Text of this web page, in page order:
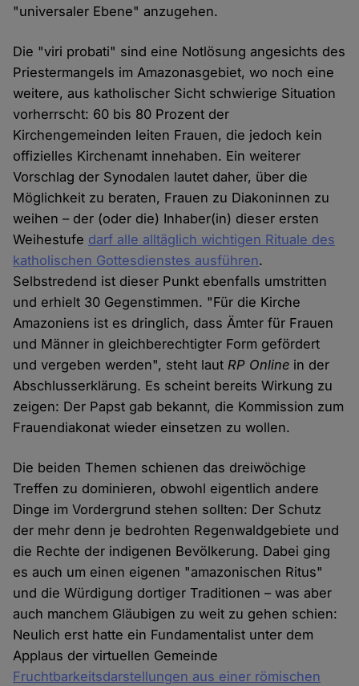
"universaler Ebene" anzugehen.
Die "viri probati" sind eine Notlösung angesichts des
Priestermangels im Amazonasgebiet, wo noch eine
weitere, aus katholischer Sicht schwierige Situation
vorherrscht: 60 bis 80 Prozent der
Kirchengemeinden leiten Frauen, die jedoch kein
offizielles Kirchenamt innehaben. Ein weiterer
Vorschlag der Synodalen lautet daher, über die
Möglichkeit zu beraten, Frauen zu Diakoninnen zu
weihen – der (oder die) Inhaber(in) dieser ersten
Weihestufe darf alle alltäglich wichtigen Rituale des
katholischen Gottesdienstes ausführen.
Selbstredend ist dieser Punkt ebenfalls umstritten
und erhielt 30 Gegenstimmen. "Für die Kirche
Amazoniens ist es dringlich, dass Ämter für Frauen
und Männer in gleichberechtigter Form gefördert
und vergeben werden", steht lautRP Online in der
Abschlusserklärung. Es scheint bereits Wirkung zu
zeigen: Der Papst gab bekannt, die Kommission zum
Frauendiakonat wieder einsetzen zu wollen.
Die beiden Themen schienen das dreiwöchige
Treffen zu dominieren, obwohl eigentlich andere
Dinge im Vordergrund stehen sollten: Der Schutz
der mehr denn je bedrohten Regenwaldgebiete und
die Rechte der indigenen Bevölkerung. Dabei ging
es auch um einen eigenen "amazonischen Ritus"
und die Würdigung dortiger Traditionen – was aber
auch manchem Gläubigen zu weit zu gehen schien:
Neulich erst hatte ein Fundamentalist unter dem
Applaus der virtuellen Gemeinde
Fruchtbarkeitsdarstellungen aus einer römischen